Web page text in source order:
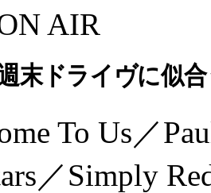
AIR
末ドライヴに似
To Us／
／Simply